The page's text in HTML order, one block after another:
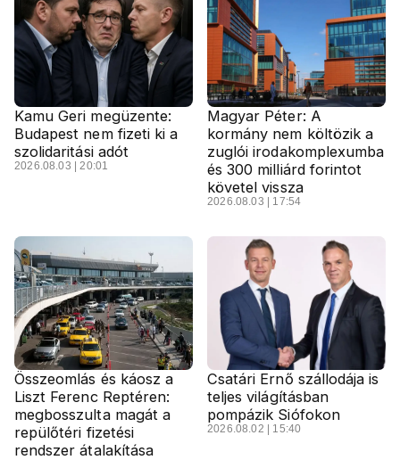
Kamu Geri megüzente:
Budapest nem fizeti ki a
szolidaritási adót
2026.08.03 | 20:01
Magyar Péter: A
kormány nem költözik a
zuglói irodakomplexumba
és 300 milliárd forintot
követel vissza
2026.08.03 | 17:54
Összeomlás és káosz a
Liszt Ferenc Reptéren:
megbosszulta magát a
repülőtéri fizetési
rendszer átalakítása
Csatári Ernő szállodája is
teljes világításban
pompázik Siófokon
2026.08.02 | 15:40